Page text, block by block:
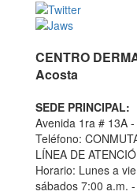
CENTRO
Acosta
SEDE PRINCIPAL:
Avenida 1ra # 13A -
Teléfono:
LÍNEA DE
Horario: Lunes a
sábados 7:00 a.m.